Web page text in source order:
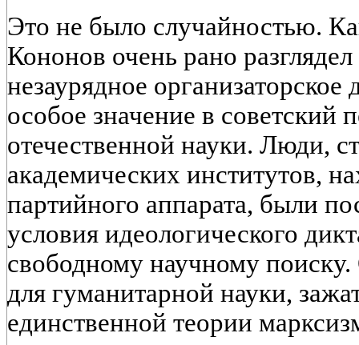
Это не было случайностью.
Кононов очень рано
незаурядное
особое значение в советский
отечественной науки. Люди,
академических институтов,
партийного аппарата, были
условия идеологического
свободному научному
для гуманитарной науки,
единственной теории